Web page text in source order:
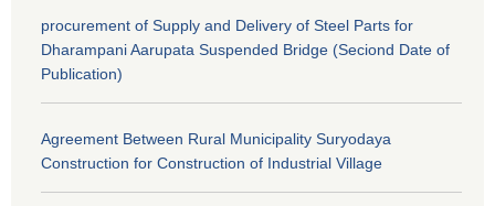
procurement of Supply and Delivery of Steel Parts for
Dharampani Aarupata Suspended Bridge (Seciond Date of
Publication)
Agreement Between Rural Municipality Suryodaya
Construction for Construction of Industrial Village